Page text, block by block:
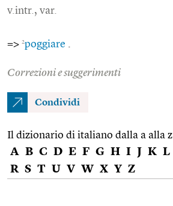
v.intr., var.
=> 2poggiare
Correzioni e suggerimenti
Condividi
Il dizionario di italiano dalla a alla z
A B C D E F G H I J K L
R S T U V W X Y Z